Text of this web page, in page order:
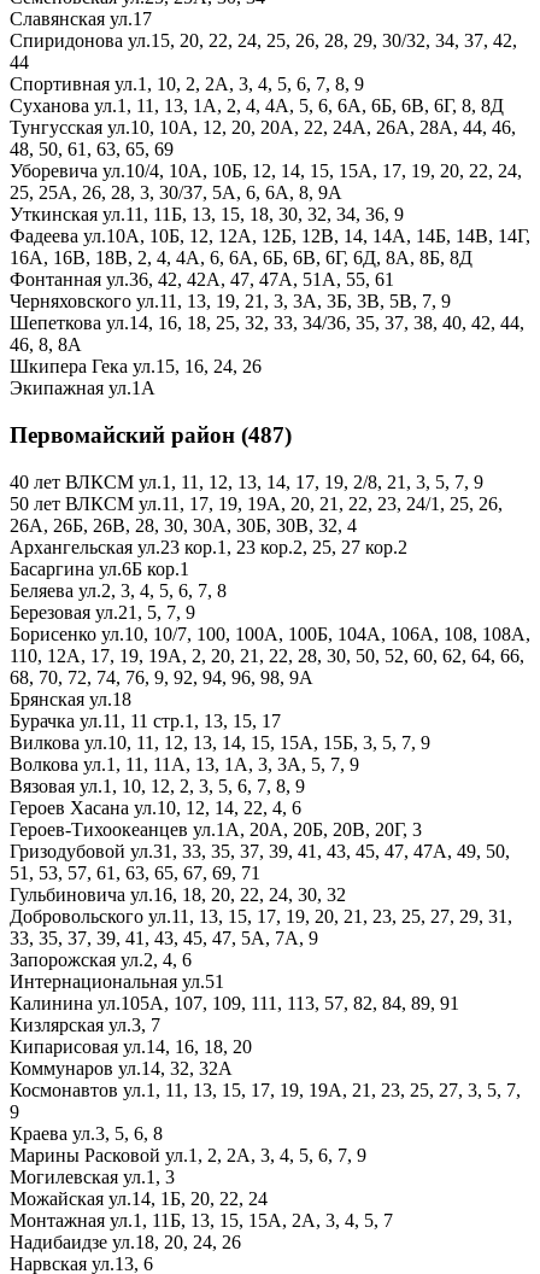
Славянская ул.17
Спиридонова ул.15, 20, 22, 24, 25, 26, 28, 29, 30/32, 34, 37, 42,
44
Спортивная ул.1, 10, 2, 2А, 3, 4, 5, 6, 7, 8, 9
Суханова ул.1, 11, 13, 1А, 2, 4, 4А, 5, 6, 6А, 6Б, 6В, 6Г, 8, 8Д
Тунгусская ул.10, 10А, 12, 20, 20А, 22, 24А, 26А, 28А, 44, 46,
48, 50, 61, 63, 65, 69
Уборевича ул.10/4, 10А, 10Б, 12, 14, 15, 15А, 17, 19, 20, 22, 24,
25, 25А, 26, 28, 3, 30/37, 5А, 6, 6А, 8, 9А
Уткинская ул.11, 11Б, 13, 15, 18, 30, 32, 34, 36, 9
Фадеева ул.10А, 10Б, 12, 12А, 12Б, 12В, 14, 14А, 14Б, 14В, 14Г,
16А, 16В, 18В, 2, 4, 4А, 6, 6А, 6Б, 6В, 6Г, 6Д, 8А, 8Б, 8Д
Фонтанная ул.36, 42, 42А, 47, 47А, 51А, 55, 61
Черняховского ул.11, 13, 19, 21, 3, 3А, 3Б, 3В, 5В, 7, 9
Шепеткова ул.14, 16, 18, 25, 32, 33, 34/36, 35, 37, 38, 40, 42, 44,
46, 8, 8А
Шкипера Гека ул.15, 16, 24, 26
Экипажная ул.1А
Первомайский район (487)
40 лет ВЛКСМ ул.1, 11, 12, 13, 14, 17, 19, 2/8, 21, 3, 5, 7, 9
50 лет ВЛКСМ ул.11, 17, 19, 19А, 20, 21, 22, 23, 24/1, 25, 26,
26А, 26Б, 26В, 28, 30, 30А, 30Б, 30В, 32, 4
Архангельская ул.23 кор.1, 23 кор.2, 25, 27 кор.2
Басаргина ул.6Б кор.1
Беляева ул.2, 3, 4, 5, 6, 7, 8
Березовая ул.21, 5, 7, 9
Борисенко ул.10, 10/7, 100, 100А, 100Б, 104А, 106А, 108, 108А,
110, 12А, 17, 19, 19А, 2, 20, 21, 22, 28, 30, 50, 52, 60, 62, 64, 66,
68, 70, 72, 74, 76, 9, 92, 94, 96, 98, 9А
Брянская ул.18
Бурачка ул.11, 11 стр.1, 13, 15, 17
Вилкова ул.10, 11, 12, 13, 14, 15, 15А, 15Б, 3, 5, 7, 9
Волкова ул.1, 11, 11А, 13, 1А, 3, 3А, 5, 7, 9
Вязовая ул.1, 10, 12, 2, 3, 5, 6, 7, 8, 9
Героев Хасана ул.10, 12, 14, 22, 4, 6
Героев-Тихоокеанцев ул.1А, 20А, 20Б, 20В, 20Г, 3
Гризодубовой ул.31, 33, 35, 37, 39, 41, 43, 45, 47, 47А, 49, 50,
51, 53, 57, 61, 63, 65, 67, 69, 71
Гульбиновича ул.16, 18, 20, 22, 24, 30, 32
Добровольского ул.11, 13, 15, 17, 19, 20, 21, 23, 25, 27, 29, 31,
33, 35, 37, 39, 41, 43, 45, 47, 5А, 7А, 9
Запорожская ул.2, 4, 6
Интернациональная ул.51
Калинина ул.105А, 107, 109, 111, 113, 57, 82, 84, 89, 91
Кизлярская ул.3, 7
Кипарисовая ул.14, 16, 18, 20
Коммунаров ул.14, 32, 32А
Космонавтов ул.1, 11, 13, 15, 17, 19, 19А, 21, 23, 25, 27, 3, 5, 7,
9
Краева ул.3, 5, 6, 8
Марины Расковой ул.1, 2, 2А, 3, 4, 5, 6, 7, 9
Могилевская ул.1, 3
Можайская ул.14, 1Б, 20, 22, 24
Монтажная ул.1, 11Б, 13, 15, 15А, 2А, 3, 4, 5, 7
Надибаидзе ул.18, 20, 24, 26
Нарвская ул.13, 6